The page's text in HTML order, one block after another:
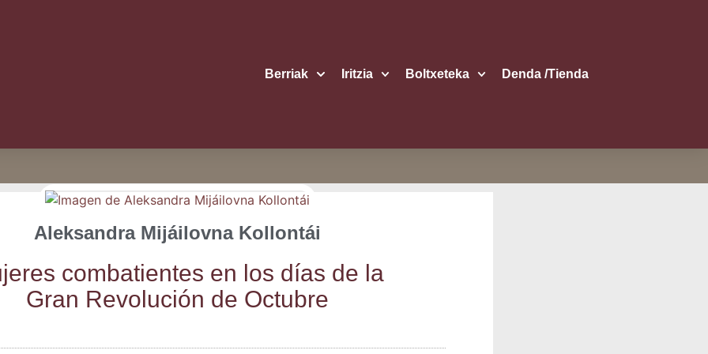
Berriak Iritzia Boltxe­te­ka Den­da /​Tien­da
Aleksandra Mijáilovna Kollontái
com­ba­tien­tes en los días de la
Gran Revo­lu­ción de Octubre